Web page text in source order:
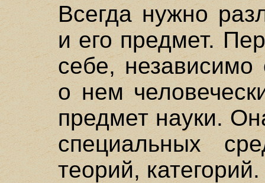
Всегда нужно
и его предмет.
себе,
о нем
предмет науки.
специальных
теорий, категорий.